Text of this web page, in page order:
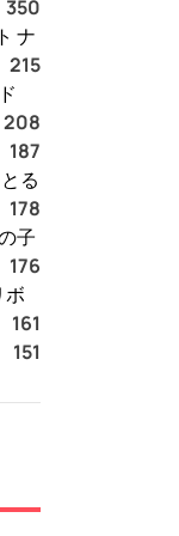
350
ナ
215
208
187
る
178
子
176
ボ
161
151